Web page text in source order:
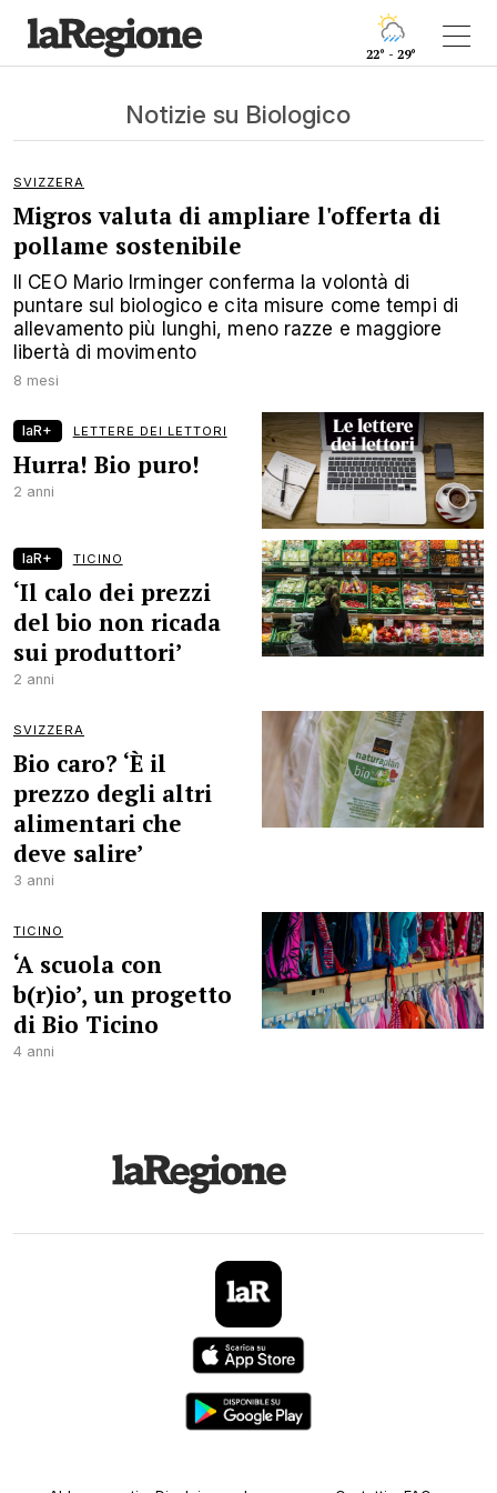
22° - 29°
Notizie su Biologico
SVIZZERA
Migros valuta di ampliare l'offerta di
pollame sostenibile
Il CEO Mario Irminger conferma la volontà di
puntare sul biologico e cita misure come tempi di
allevamento più lunghi, meno razze e maggiore
libertà di movimento
8 mesi
laR+ LETTERE DEI LETTORI
Hurra! Bio puro!
2 anni
laR+ TICINO
‘Il calo dei prezzi
del bio non ricada
sui produttori’
2 anni
SVIZZERA
Bio caro? ‘È il
prezzo degli altri
alimentari che
deve salire’
3 anni
TICINO
‘A scuola con
b(r)io’, un progetto
di Bio Ticino
4 anni